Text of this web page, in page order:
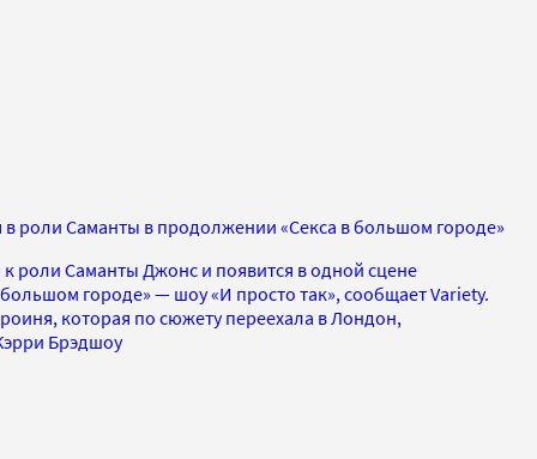
в роли Саманты в продолжении «Секса в большом городе»
роли Саманты Джонс и появится в одной сцене
городе» — шоу «И просто так», сообщает Variety.
которая по сюжету переехала в Лондон,
Брэдшоу